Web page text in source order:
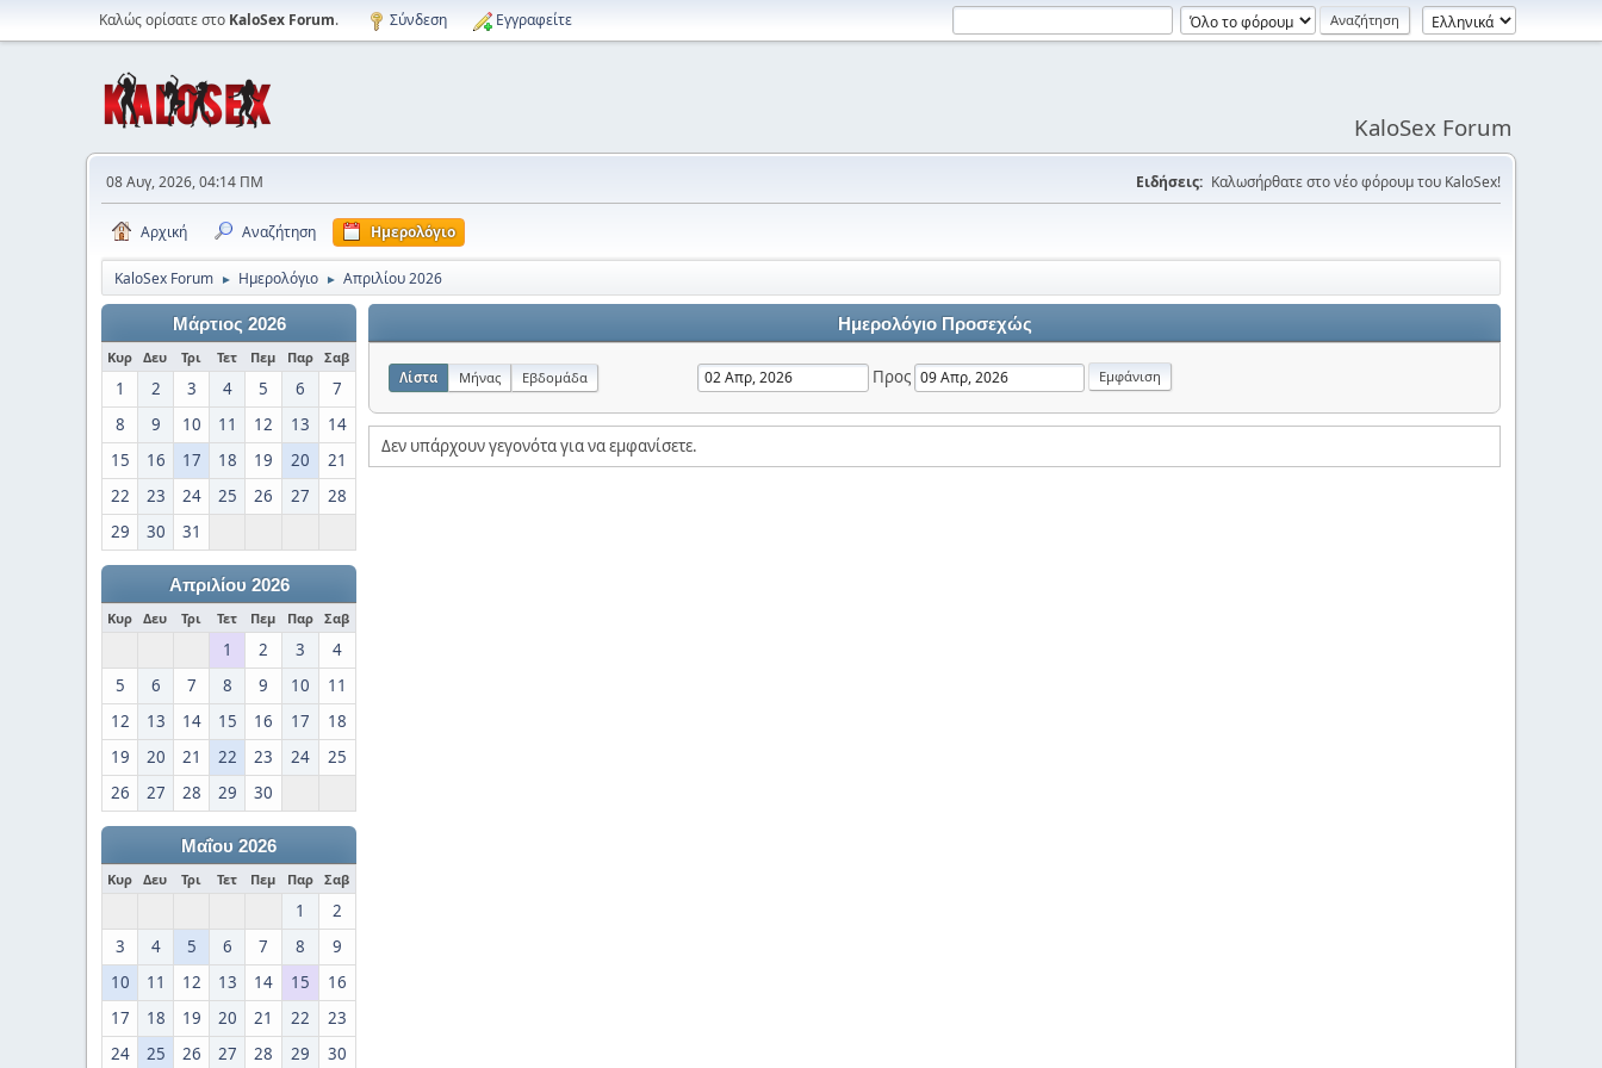
Καλώς ορίσατε στο KaloSex Forum. Σύνδεση Εγγραφείτε
KaloSex Forum
08 Αυγ, 2026, 04:14 ΠΜ Ειδήσεις: Καλωσήρθατε στο νέο φόρουμ του KaloSex!
Αρχική Αναζήτηση Ημερολόγιο
KaloSex Forum ► Ημερολόγιο ► Απριλίου 2026
Μάρτιος 2026
Κυρ Δευ Τρι Τετ Πεμ Παρ Σαβ
1 2 3 4 5 6
7
8
9 10 11 12 13
14
15
16 17 18 19 20
21
22
23 24 25 26 27
28
29
30 31
Απριλίου 2026
Κυρ Δευ Τρι Τετ Πεμ Παρ Σαβ
1 2 3
4
5
6 7 8 9 10
11
12
13 14 15 16 17
18
19
20 21 22 23 24
25
26
27 28 29 30
Μαΐου 2026
Κυρ Δευ Τρι Τετ Πεμ Παρ Σαβ
1
2
3
4 5 6 7 8
9
10
11 12 13 14 15
16
17
18 19 20 21 22
23
24
25 26 27 28 29 30
Ημερολόγιο Προσεχώς
Λίστα Μήνας Εβδομάδα Προς
Δεν υπάρχουν γεγονότα για να εμφανίσετε.